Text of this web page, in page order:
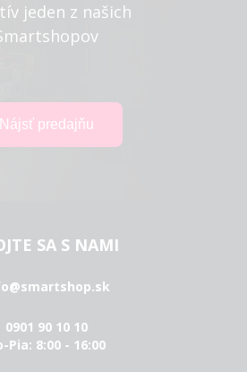
jeden z našich
SA S NAMI
0901 90 10 10
Pia: 8:00 - 16:00